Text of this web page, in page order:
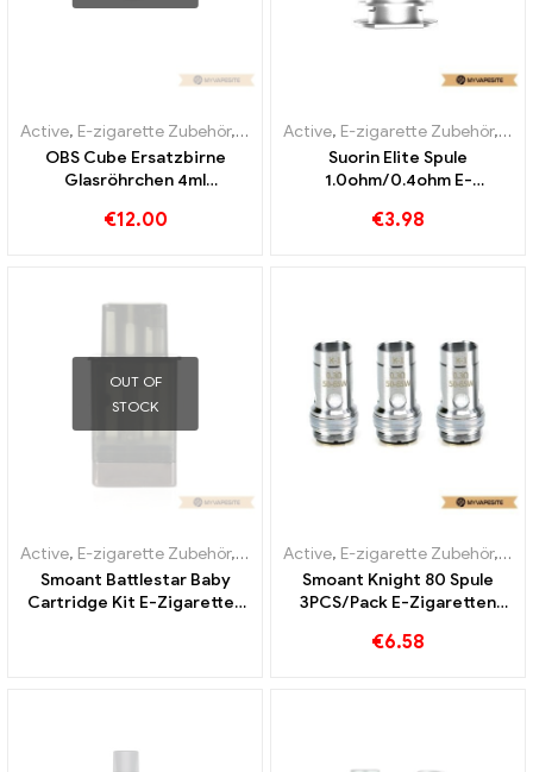
Active, E-zigarette Zubehör, Verdampfer
OBS Cube Ersatzbirne
Glasröhrchen 4ml
Großhandel丨Custom
€12.00
Active, E-zigarette Zubehör,
Suorin Elite Spule
1.0ohm/0.4ohm E-
Custom
€3.98
OUT OF
STOCK
Active, E-zigarette Zubehör, Verdampfer
Smoant Battlestar Baby
Cartridge Kit E-Zigaretten
Active, E-zigarette Zubehör,
Smoant Knight 80 Spule
3PCS/Pack E-Zigaretten
€6.58